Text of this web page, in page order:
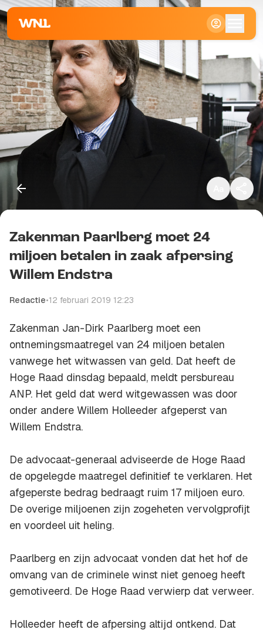
Standaard
Kopieer link
Zakenman Paarlberg moet 24
miljoen betalen in zaak afpersing
Willem Endstra
Redactie•12 februari 2019 12:23
Zakenman Jan-Dirk Paarlberg moet een
ontnemingsmaatregel van 24 miljoen betalen
vanwege het witwassen van geld. Dat heeft de
Hoge Raad dinsdag bepaald, meldt persbureau
ANP. Het geld dat werd witgewassen was door
onder andere Willem Holleeder afgeperst van
Willem Endstra.
De advocaat-generaal adviseerde de Hoge Raad
de opgelegde maatregel definitief te verklaren. Het
afgeperste bedrag bedraagt ruim 17 miljoen euro.
De overige miljoenen zijn zogeheten vervolgprofijt
en voordeel uit heling.
Paarlberg en zijn advocaat vonden dat het hof de
omvang van de criminele winst niet genoeg heeft
gemotiveerd. De Hoge Raad verwierp dat verweer.
Holleeder heeft de afpersing altijd ontkend. Dat